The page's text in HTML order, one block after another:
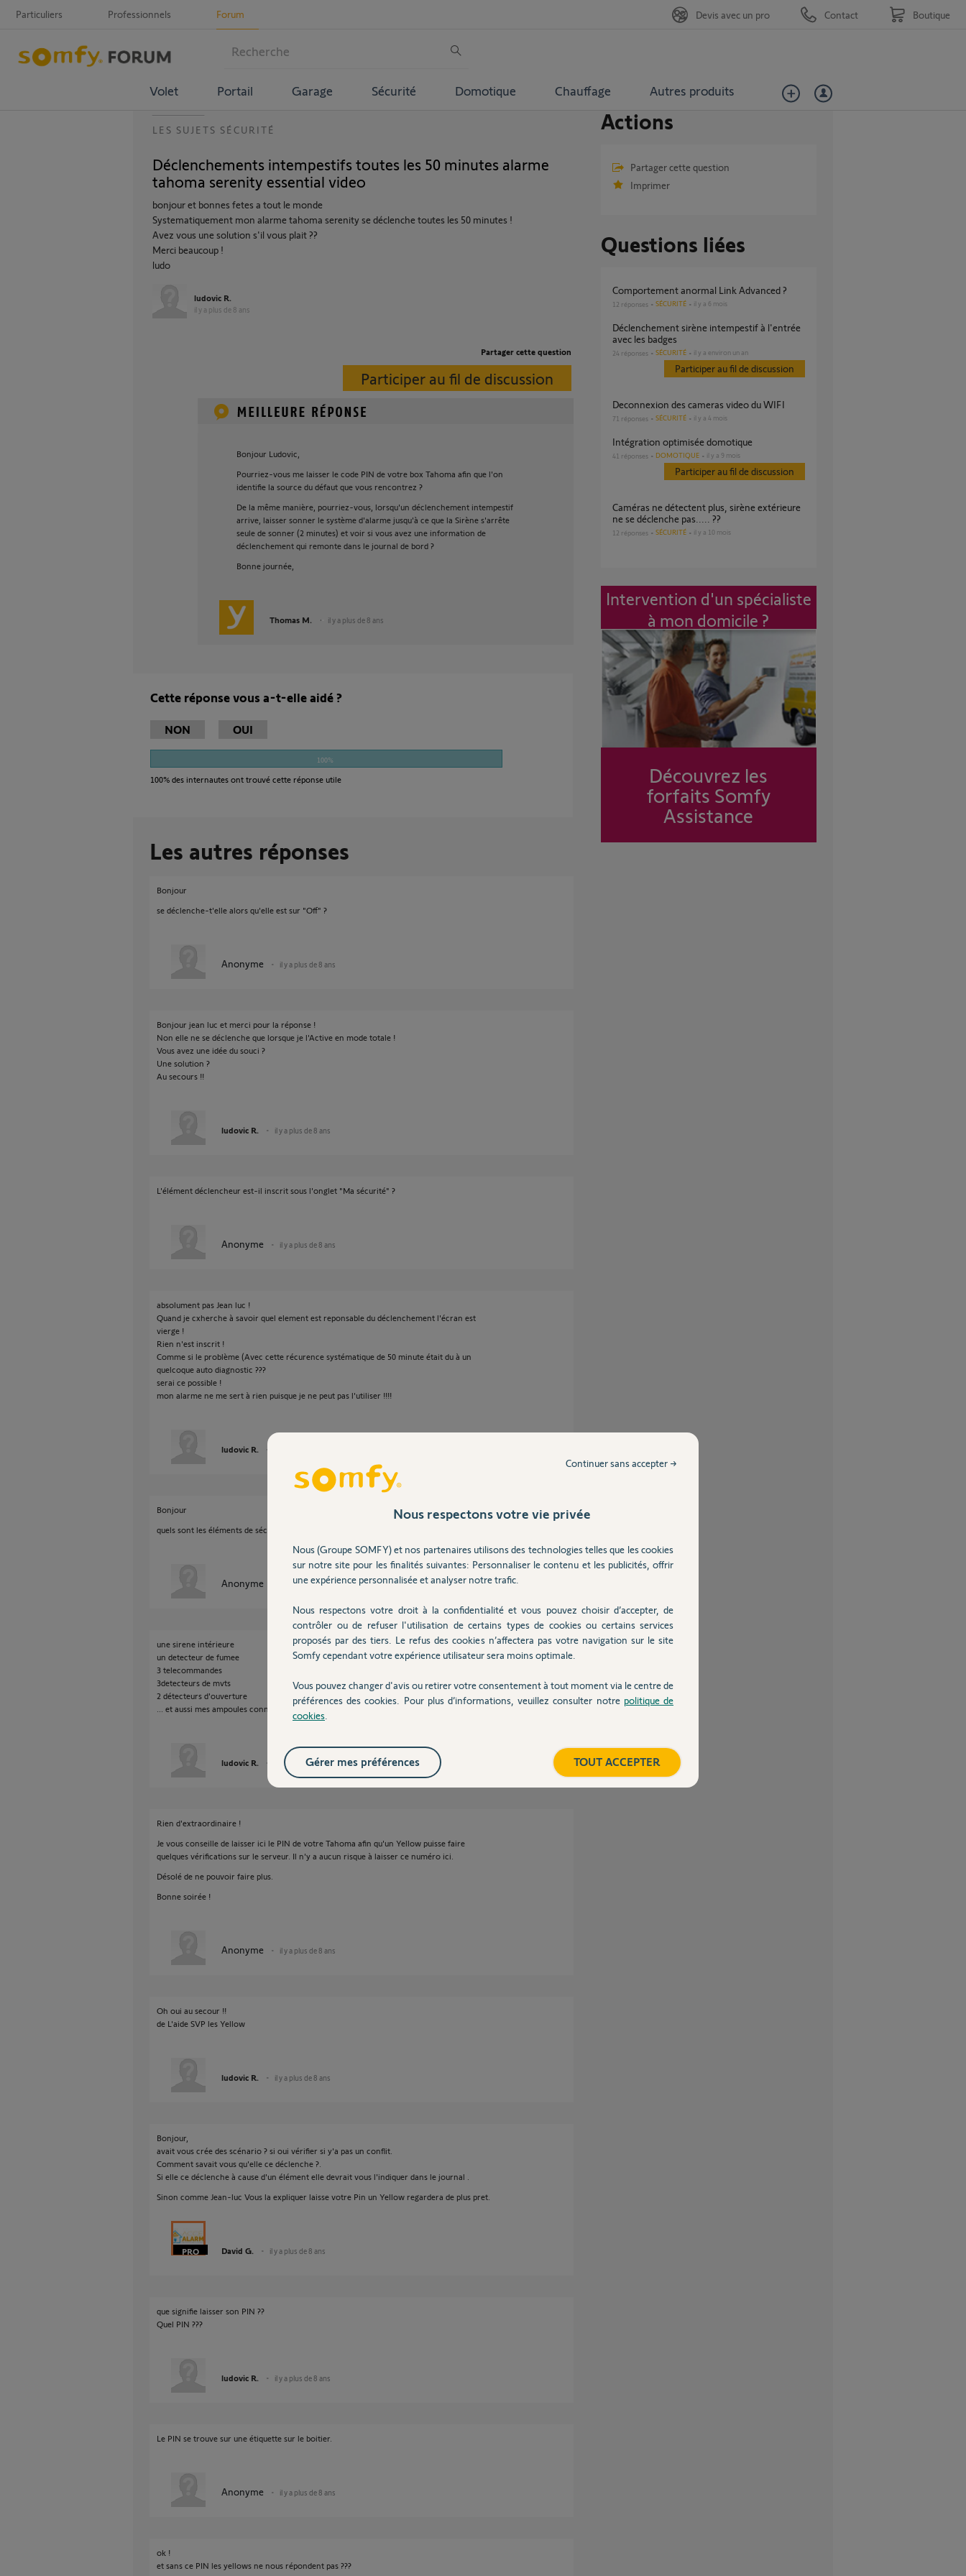
Particuliers Professionnels Forum
Volet Portail Garage Sécurité Domotique Chauffage Autres produits
Devis avec un pro Contact Boutique
LES SUJETS SÉCURITÉ
Déclenchements intempestifs toutes les 50 minutes alarme
tahoma serenity essential video
bonjour et bonnes fetes a tout le monde
Systematiquement mon alarme tahoma serenity se déclenche toutes les 50 minutes !
Avez vous une solution s'il vous plait ??
Merci beaucoup !
ludo
ludovic R.
il y a plus de 8 ans
Partager cette question
Participer au fil de discussion
Bonjour Ludovic,
Pourriez-vous me laisser le code PIN de votre box Tahoma afin que l'on
identifie la source du défaut que vous rencontrez ?
De la même manière, pourriez-vous, lorsqu'un déclenchement intempestif
arrive, laisser sonner le système d'alarme jusqu'à ce que la Sirène s'arrête
seule de sonner (2 minutes) et voir si vous avez une information de
déclenchement qui remonte dans le journal de bord ?
Bonne journée,
Thomas M. il y a plus de 8 ans
Cette réponse vous a-t-elle aidé ?
NON OUI
100%
100% des internautes ont trouvé cette réponse utile
Les autres réponses
Bonjour
se déclenche-t'elle alors qu'elle est sur "Off" ?
Anonyme il y a plus de 8 ans
Bonjour jean luc et merci pour la réponse !
Non elle ne se déclenche que lorsque je l'Active en mode totale !
Vous avez une idée du souci ?
Une solution ?
Au secours !!
ludovic R. il y a plus de 8 ans
L'élément déclencheur est-il inscrit sous l'onglet "Ma sécurité" ?
Anonyme il y a plus de 8 ans
absolument pas Jean luc !
Quand je cxherche à savoir quel element est reponsable du déclenchement l'écran est
vierge !
Rien n'est inscrit !
Comme si le problème (Avec cette récurence systématique de 50 minute était du à un
quelcoque auto diagnostic ???
serai ce possible !
mon alarme ne me sert à rien puisque je ne peut pas l'utiliser !!!!
ludovic R.
Bonjour
quels sont les éléments de sécurité qui sont attachés au Tahoma ?
Anonyme il y a plus de 8 ans
une sirene intérieure
un detecteur de fumee
3 telecommandes
3detecteurs de mvts
2 détecteurs d'ouverture
... et aussi mes ampoules connectees philips hue
ludovic R. il y a plus de 8 ans
Rien d'extraordinaire !
Je vous conseille de laisser ici le PIN de votre Tahoma afin qu'un Yellow puisse faire
quelques vérifications sur le serveur. Il n'y a aucun risque à laisser ce numéro ici.
Désolé de ne pouvoir faire plus.
Bonne soirée !
Anonyme il y a plus de 8 ans
Oh oui au secour !!
de L'aide SVP les Yellow
ludovic R. il y a plus de 8 ans
Bonjour,
avait vous crée des scénario ? si oui vérifier si y'a pas un conflit.
Comment savait vous qu'elle ce déclenche ?.
Si elle ce déclenche à cause d'un élément elle devrait vous l'indiquer dans le journal .
Sinon comme Jean-luc Vous la expliquer laisse votre Pin un Yellow regardera de plus pret.
David G. il y a plus de 8 ans
que signifie laisser son PIN ??
Quel PIN ???
ludovic R. il y a plus de 8 ans
Le PIN se trouve sur une étiquette sur le boitier.
Anonyme il y a plus de 8 ans
ok !
et sans ce PIN les yellows ne nous répondent pas ???
Actions
Partager cette question
Imprimer
Questions liées
Comportement anormal Link Advanced ?
12 réponses SÉCURITÉ il y a 6 mois
Déclenchement sirène intempestif à l'entrée
avec les badges
24 réponses SÉCURITÉ il y a environ un an
Participer au fil de discussion
Deconnexion des cameras video du WIFI
71 réponses SÉCURITÉ il y a 4 mois
Intégration optimisée domotique
41 réponses DOMOTIQUE il y a 9 mois
Participer au fil de discussion
Caméras ne détectent plus, sirène extérieure
ne se déclenche pas..... ??
12 réponses SÉCURITÉ il y a 10 mois
Intervention d'un spécialiste
à mon domicile ?
Découvrez les
forfaits Somfy
Assistance
Nous respectons votre vie privée
Nous (Groupe SOMFY) et nos partenaires utilisons des technologies telles que les cookies
sur notre site pour les finalités suivantes: Personnaliser le contenu et les publicités, offrir
une expérience personnalisée et analyser notre trafic.
Nous respectons votre droit à la confidentialité et vous pouvez choisir d’accepter, de
contrôler ou de refuser l'utilisation de certains types de cookies ou certains services
proposés par des tiers. Le refus des cookies n’affectera pas votre navigation sur le site
Somfy cependant votre expérience utilisateur sera moins optimale.
Vous pouvez changer d'avis ou retirer votre consentement à tout moment via le centre de
préférences des cookies. Pour plus d’informations, veuillez consulter notre politique de
cookies
Continuer sans accepter →
TOUT ACCEPTER
Gérer mes préférences